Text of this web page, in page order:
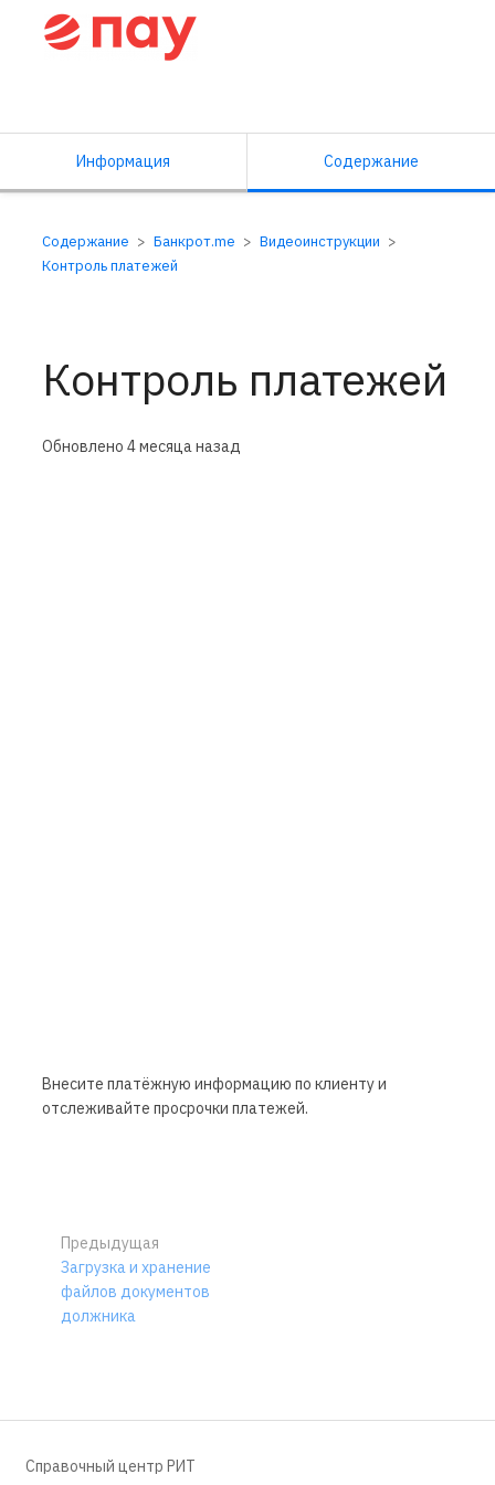
Информация Содержание
Содержание Банкрот.me
Видеоинструкции
Контроль платежей
Контроль платежей
Обновлено 4 месяца назад
Внесите платёжную информацию по клиенту и
отслеживайте просрочки платежей.
Предыдущая
Загрузка и хранение
файлов документов
должника
Справочный центр РИТ